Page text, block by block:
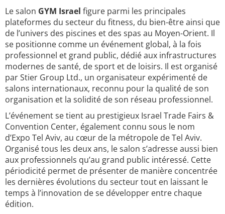
Le salon GYM Israel figure parmi les principales
plateformes du secteur du fitness, du bien-être ainsi que
de l’univers des piscines et des spas au Moyen-Orient. Il
se positionne comme un événement global, à la fois
professionnel et grand public, dédié aux infrastructures
modernes de santé, de sport et de loisirs. Il est organisé
par Stier Group Ltd., un organisateur expérimenté de
salons internationaux, reconnu pour la qualité de son
organisation et la solidité de son réseau professionnel.
L’événement se tient au prestigieux Israel Trade Fairs &
Convention Center, également connu sous le nom
d’Expo Tel Aviv, au cœur de la métropole de Tel Aviv.
Organisé tous les deux ans, le salon s’adresse aussi bien
aux professionnels qu’au grand public intéressé. Cette
périodicité permet de présenter de manière concentrée
les dernières évolutions du secteur tout en laissant le
temps à l’innovation de se développer entre chaque
édition.